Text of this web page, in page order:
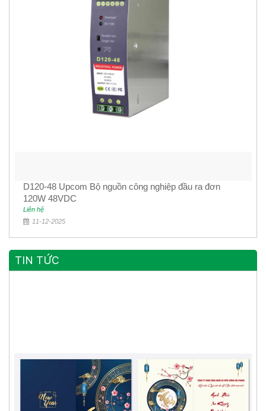
D120-48 Upcom Bộ nguồn công nghiệp đầu ra đơn
120W 48VDC
Liên hệ
11-12-2025
TIN TỨC